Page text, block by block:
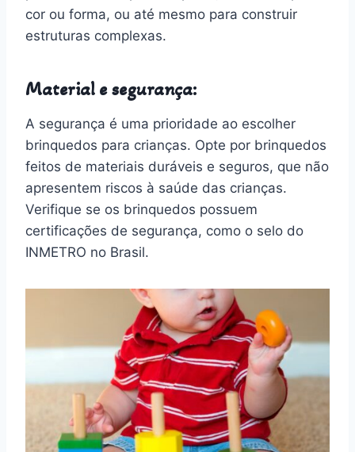
cor ou forma, ou até mesmo para construir
estruturas complexas.
Material e segurança:
A segurança é uma prioridade ao escolher
brinquedos para crianças. Opte por brinquedos
feitos de materiais duráveis e seguros, que não
apresentem riscos à saúde das crianças.
Verifique se os brinquedos possuem
certificações de segurança, como o selo do
INMETRO no Brasil.